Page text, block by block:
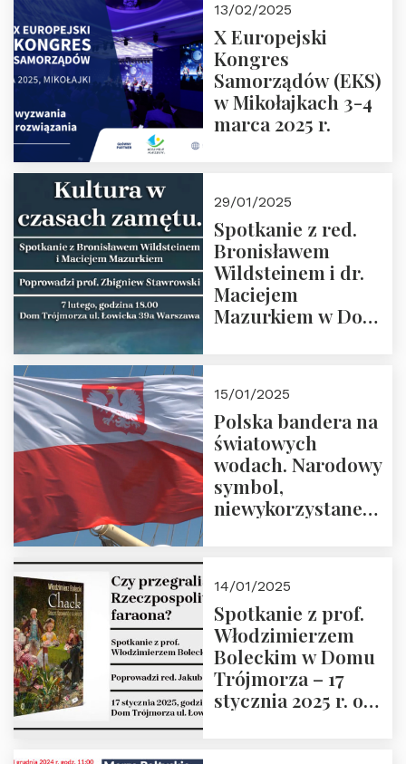
Zapraszamy
13/02/2025
X Europejski
Kongres
Samorządów (EKS)
w Mikołajkach 3-4
marca 2025 r.
29/01/2025
Spotkanie z red.
Bronisławem
Wildsteinem i dr.
Maciejem
Mazurkiem w Domu
Prowadzi prof.
Zbigniew
Stawrowski
15/01/2025
Polska bandera na
światowych
wodach. Narodowy
symbol,
niewykorzystane
14/01/2025
Spotkanie z prof.
Włodzimierzem
Boleckim w Domu
Trójmorza – 17
stycznia 2025 r. o